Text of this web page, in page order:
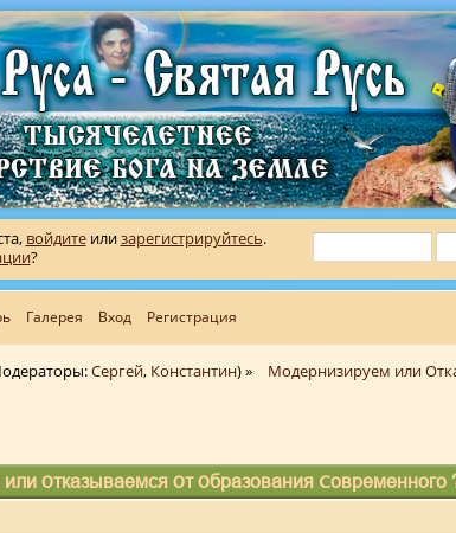
войдитеилизарегистрируйтесь.
?
Галерея Вход Регистрация
Сергей, Константин) »
Модернизируем или
Отказываемся От Образования Современного